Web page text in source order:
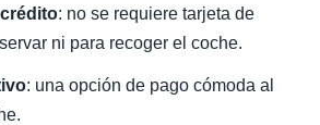
: no se requiere tarjeta de
ni para recoger el coche.
: una opción de pago cómoda al